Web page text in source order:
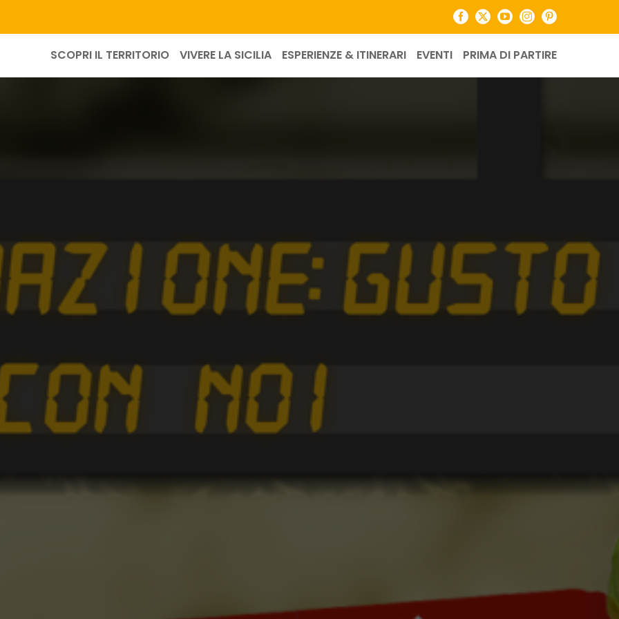
Facebook
X YouTubeInstagramPinterest
SCOPRI IL TERRITORIO VIVERE LA SICILIA ESPERIENZE & ITINERARI EVENTI PRIMA DI PARTIRE